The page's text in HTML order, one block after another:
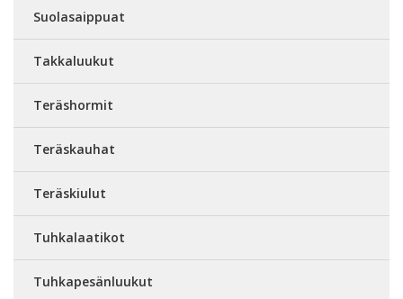
Suolasaippuat
Takkaluukut
Teräshormit
Teräskauhat
Teräskiulut
Tuhkalaatikot
Tuhkapesänluukut